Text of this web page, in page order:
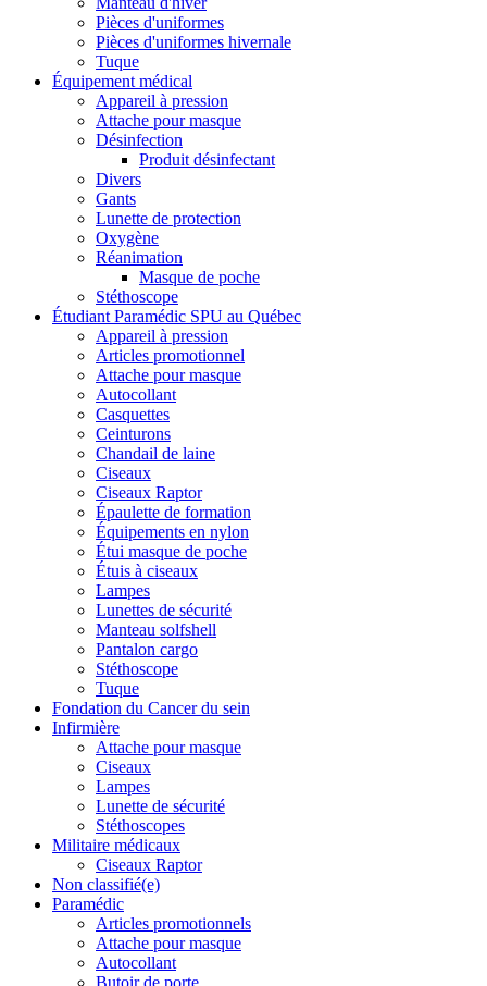
Pièces d'uniformes
Pièces d'uniformes hivernale
Tuque
Équipement médical
Appareil à pression
Attache pour masque
Désinfection
Produit désinfectant
Divers
Gants
Lunette de protection
Oxygène
Réanimation
Masque de poche
Stéthoscope
Étudiant Paramédic SPU au Québec
Appareil à pression
Articles promotionnel
Attache pour masque
Autocollant
Casquettes
Ceinturons
Chandail de laine
Ciseaux
Ciseaux Raptor
Épaulette de formation
Équipements en nylon
Étui masque de poche
Étuis à ciseaux
Lampes
Lunettes de sécurité
Manteau solfshell
Pantalon cargo
Stéthoscope
Tuque
Fondation du Cancer du sein
Infirmière
Attache pour masque
Ciseaux
Lampes
Lunette de sécurité
Stéthoscopes
Militaire médicaux
Ciseaux Raptor
Non classifié(e)
Paramédic
Articles promotionnels
Attache pour masque
Autocollant
Butoir de porte